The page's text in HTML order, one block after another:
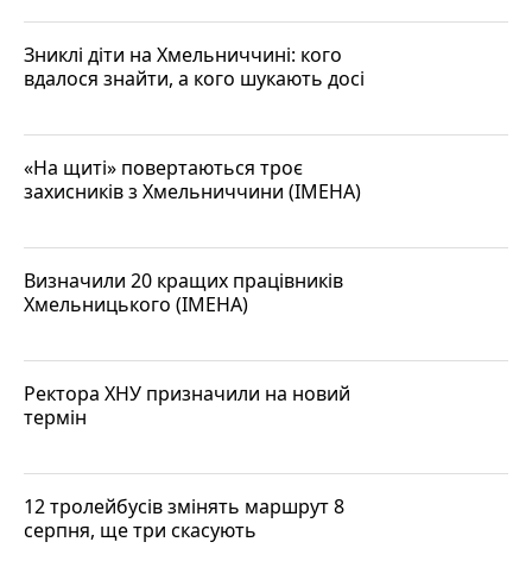
Зниклі діти на Хмельниччині: кого
вдалося знайти, а кого шукають досі
«На щиті» повертаються троє
захисників з Хмельниччини (ІМЕНА)
Визначили 20 кращих працівників
Хмельницького (ІМЕНА)
Ректора ХНУ призначили на новий
термін
12 тролейбусів змінять маршрут 8
серпня, ще три скасують